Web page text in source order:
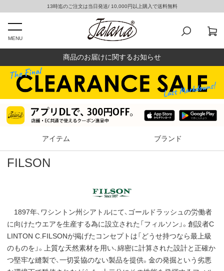
13時迄のご注文は当日発送/ 10,000円以上購入で送料無料
MENU
商品のお届けに関するお知らせ
アイテム ブランド
FILSON
1897年、ワシントン州シアトルにて、ゴールドラッシュの労働者
に向けたウエアを生産する為に設立された「フィルソン」。創設者C
LINTON C.FILSONが掲げたコンセプトは「どうせ持つなら最上級
のものを」。上質な天然素材を用い、綿密に計算された設計と正確か
つ堅牢な縫製で、一切妥協のない製品を提供。金の発掘という劣悪